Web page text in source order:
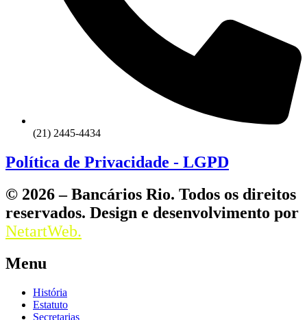
(21) 2445-4434
Política de Privacidade - LGPD
© 2026 – Bancários Rio. Todos os direitos
reservados. Design e desenvolvimento por
NetartWeb.
Menu
História
Estatuto
Secretarias